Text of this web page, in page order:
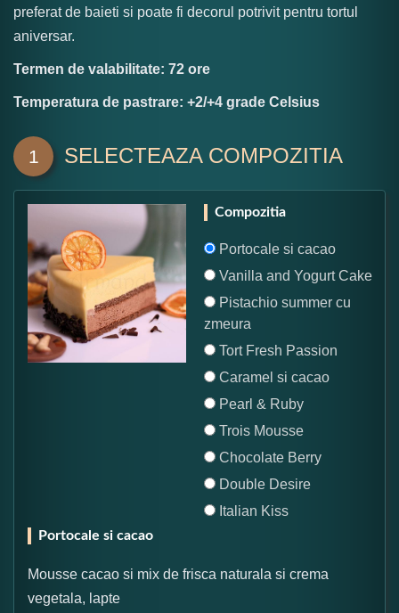
preferat de baieti si poate fi decorul potrivit pentru tortul
aniversar.
Termen de valabilitate: 72 ore
Temperatura de pastrare: +2/+4 grade Celsius
1 SELECTEAZA COMPOZITIA
Compozitia
Portocale si cacao
Vanilla and Yogurt Cake
Pistachio summer cu
zmeura
Tort Fresh Passion
Caramel si cacao
Pearl & Ruby
Trois Mousse
Chocolate Berry
Double Desire
Italian Kiss
Portocale si cacao
Mousse cacao si mix de frisca naturala si crema
vegetala, lapte